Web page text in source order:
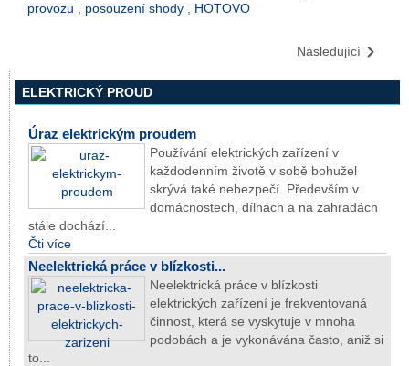
provozu , posouzení shody , HOTOVO
Následující
ELEKTRICKÝ PROUD
Úraz elektrickým proudem
Používání elektrických zařízení v
každodenním životě v sobě bohužel
skrývá také nebezpečí. Především v
domácnostech, dílnách a na zahradách
stále dochází...
Čti více
Neelektrická práce v blízkosti...
Neelektrická práce v blízkosti
elektrických zařízení je frekventovaná
činnost, která se vyskytuje v mnoha
podobách a je vykonávána často, aniž si
to...